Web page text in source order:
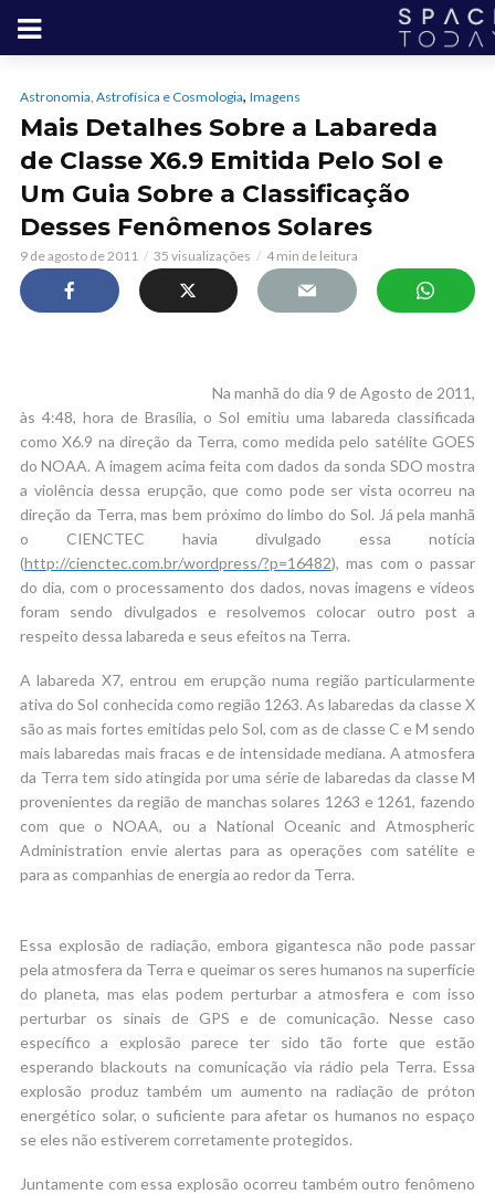
Astronomia, Astrofísica e Cosmologia, Imagens
Mais Detalhes Sobre a Labareda
de Classe X6.9 Emitida Pelo Sol e
Um Guia Sobre a Classificação
Desses Fenômenos Solares
9 de agosto de 2011 35 visualizações 4 min de leitura
Na manhã do dia 9 de Agosto de 2011,
às 4:48, hora de Brasília, o Sol emitiu uma labareda classificada
como X6.9 na direção da Terra, como medida pelo satélite GOES
do NOAA. A imagem acima feita com dados da sonda SDO mostra
a violência dessa erupção, que como pode ser vista ocorreu na
direção da Terra, mas bem próximo do limbo do Sol. Já pela manhã
o CIENCTEC havia divulgado essa notícia
(http://cienctec.com.br/wordpress/?p=16482), mas com o passar
do dia, com o processamento dos dados, novas imagens e vídeos
foram sendo divulgados e resolvemos colocar outro post a
respeito dessa labareda e seus efeitos na Terra.
A labareda X7, entrou em erupção numa região particularmente
ativa do Sol conhecida como região 1263. As labaredas da classe X
são as mais fortes emitidas pelo Sol, com as de classe C e M sendo
mais labaredas mais fracas e de intensidade mediana. A atmosfera
da Terra tem sido atingida por uma série de labaredas da classe M
provenientes da região de manchas solares 1263 e 1261, fazendo
com que o NOAA, ou a National Oceanic and Atmospheric
Administration envie alertas para as operações com satélite e
para as companhias de energia ao redor da Terra.
Essa explosão de radiação, embora gigantesca não pode passar
pela atmosfera da Terra e queimar os seres humanos na superfície
do planeta, mas elas podem perturbar a atmosfera e com isso
perturbar os sinais de GPS e de comunicação. Nesse caso
específico a explosão parece ter sido tão forte que estão
esperando blackouts na comunicação via rádio pela Terra. Essa
explosão produz também um aumento na radiação de próton
energético solar, o suficiente para afetar os humanos no espaço
se eles não estiverem corretamente protegidos.
Juntamente com essa explosão ocorreu também outro fenômeno